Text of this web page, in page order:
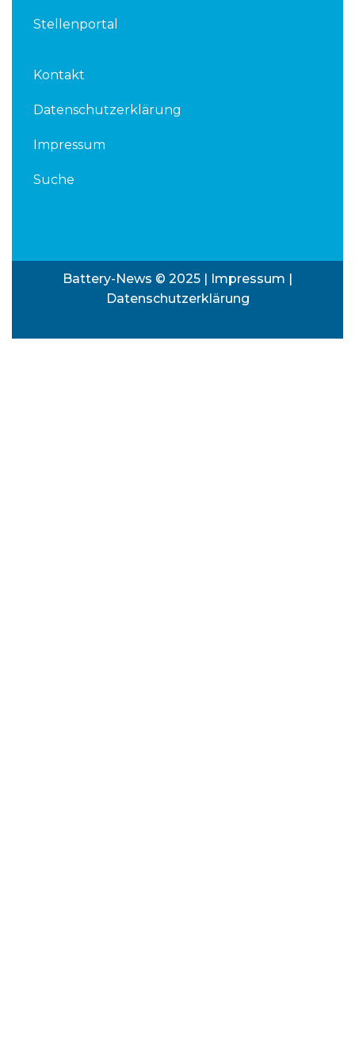
Stellenportal
Kontakt
Datenschutzerklärung
Impressum
Suche
Battery-News © 2025 | Impressum |
Datenschutzerklärung